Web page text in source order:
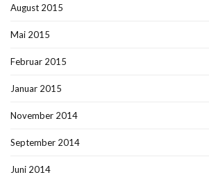
August 2015
Mai 2015
Februar 2015
Januar 2015
November 2014
September 2014
Juni 2014